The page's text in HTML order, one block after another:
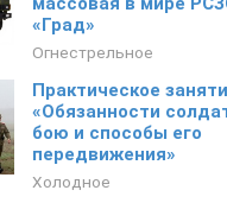
«Град»
Огнестрельное
Практическое
«Обязанности
бою и способы его
передвижения»
Холодное